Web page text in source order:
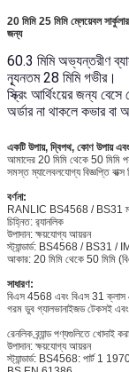
20 মিমি 25 মিমি ম্লেয়েবল
জন্য
60.3 মিমি অভ্যন্তরীণ
ন্যূনতম 28 মিমি গভীর।
স্ক্রিং আর্থিংয়ের জন্য
অর্ডার না থাকলে কভার বা
একটি উপায়, দ্বিপথ, কোণ উপায়
আমাদের 20 মিমি থেকে 50 মিমি
সমস্ত ম্যালেবলযোগ্য বিজ্ঞপ্তি
বর্ণনা:
RANLIC BS4568 / BS31
চিহ্নিত: র‌্যানলিক
উপাদান: ক্ষয়যোগ্য আয়রন
স্ট্যান্ডার্ড: BS4568 / BS31 /
আকার: 20 মিমি থেকে 50 মিমি
সাধারণ:
বিএস 4568 এবং বিএস 31 ক্লাস
গরম ডুব গ্যালভানাইজড টেকসই এবং
রেনলিক ব্র্যান্ড পণ্যগুলিতে খোদাই
উপাদান: ক্ষয়যোগ্য আয়রন
স্ট্যান্ডার্ড: BS4568: পার্ট 1